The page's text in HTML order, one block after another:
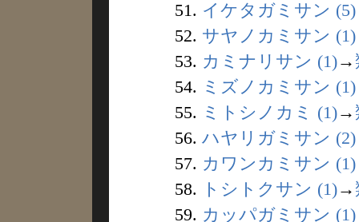
51. イケタガミサン (5)
52. サヤノカミサン (1)
53. カミナリサン (1)→
54. ミズノカミサン (1)
55. ミトシノカミ (1)→
56. ハヤリガミサン (2)
57. カワンカミサン (1)
58.
トシトクサン (1)→
59. カッパガミサン (1)